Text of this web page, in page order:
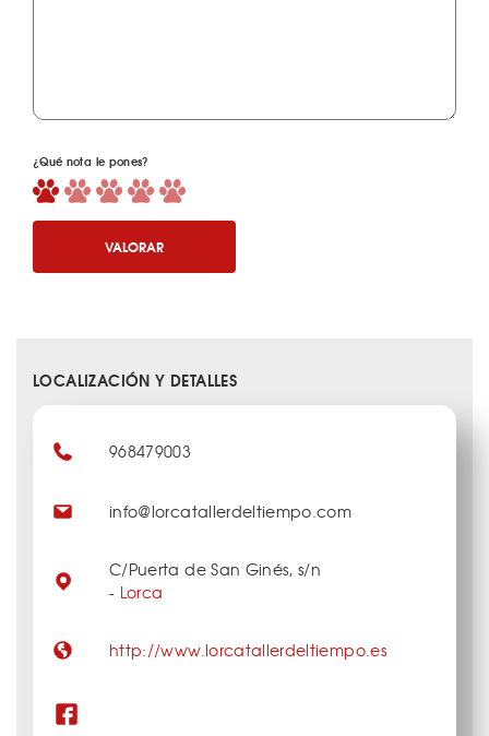
¿Qué nota le pones?
VALORAR
LOCALIZACIÓN Y DETALLES
968479003
info@lorcatallerdeltiempo.com
C/Puerta de San Ginés, s/n
- Lorca
http://www.lorcatallerdeltiempo.es